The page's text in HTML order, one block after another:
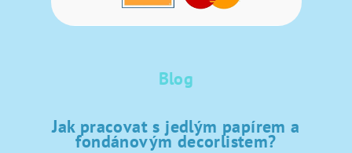
Blog
Jak pracovat s jedlým papírem a
fondánovým decorlistem?